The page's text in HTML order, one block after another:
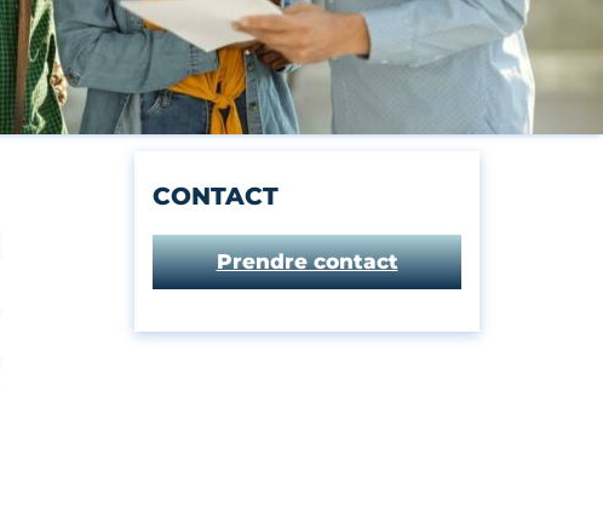
CONTACT
Prendre contact